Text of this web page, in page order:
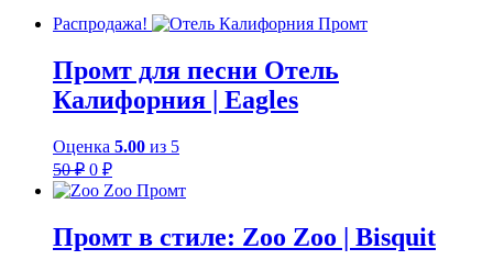
Распродажа!
Промт для песни Отель
Калифорния | Eagles
Оценка 5.00 из 5
50₽ Первоначальная
цена
составляла
0 ₽Текущая
цена:
Промт в стиле: Zoo Zoo | Bisquit